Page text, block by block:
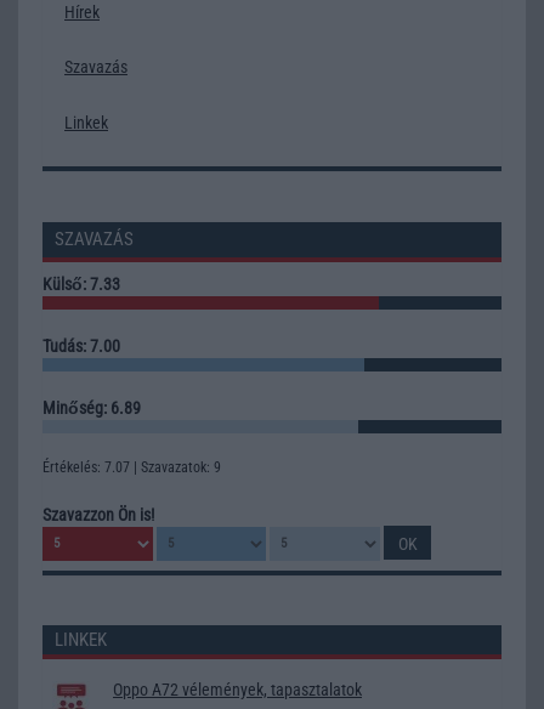
Hírek
Szavazás
Linkek
SZAVAZÁS
Külső: 7.33
Tudás: 7.00
Minőség: 6.89
Értékelés: 7.07 | Szavazatok: 9
Szavazzon Ön is!
LINKEK
Oppo A72 vélemények, tapasztalatok